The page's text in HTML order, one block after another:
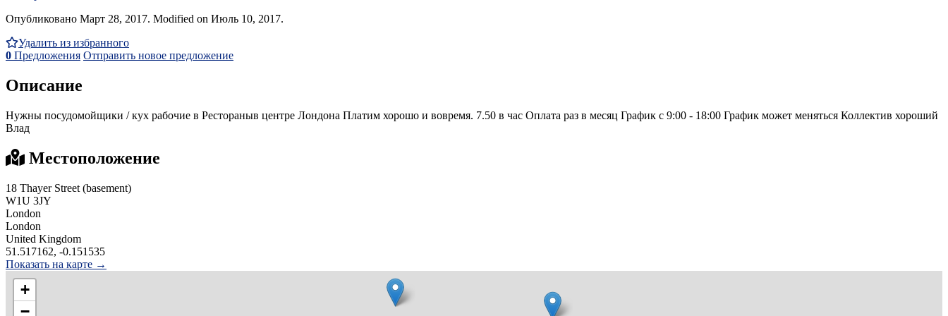
Опубликовано Март 28, 2017. Modified on Июль 10, 2017.
Удалить из избранного
0 Предложения Отправить новое предложение
Описание
Нужны посудомойщики / кух рабочие в Рестораныв центре Лондона Платим хорошо и вовремя. 7.50 в час Оплата раз в месяц График с 9:00 - 18:00 График может меняться Коллектив хороший
Влад
Местоположение
18 Thayer Street (basement)
W1U 3JY
London
London
United Kingdom
51.517162, -0.151535
Показать на карте →
+
−